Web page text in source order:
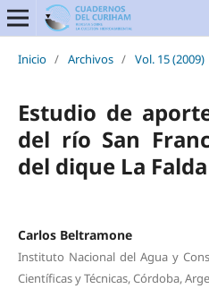
Inicio / Archivos / Vol. 15 (2009)
Estudio de
del río San
del dique La Falda
Carlos Beltramone
Instituto Nacional del Agua y
Científicas y Técnicas, Córdoba,